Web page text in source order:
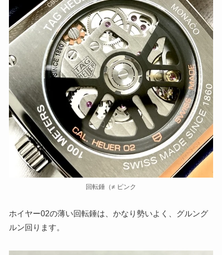
回転錘（≠ ピンク
ホイヤー02の薄い回転錘は、かなり勢いよく、グルング
ルン回ります。